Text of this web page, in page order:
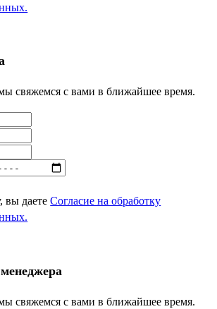
свяжемся с вами в ближайшее время.
вы даетеСогласие на обработку
свяжемся с вами в ближайшее время.